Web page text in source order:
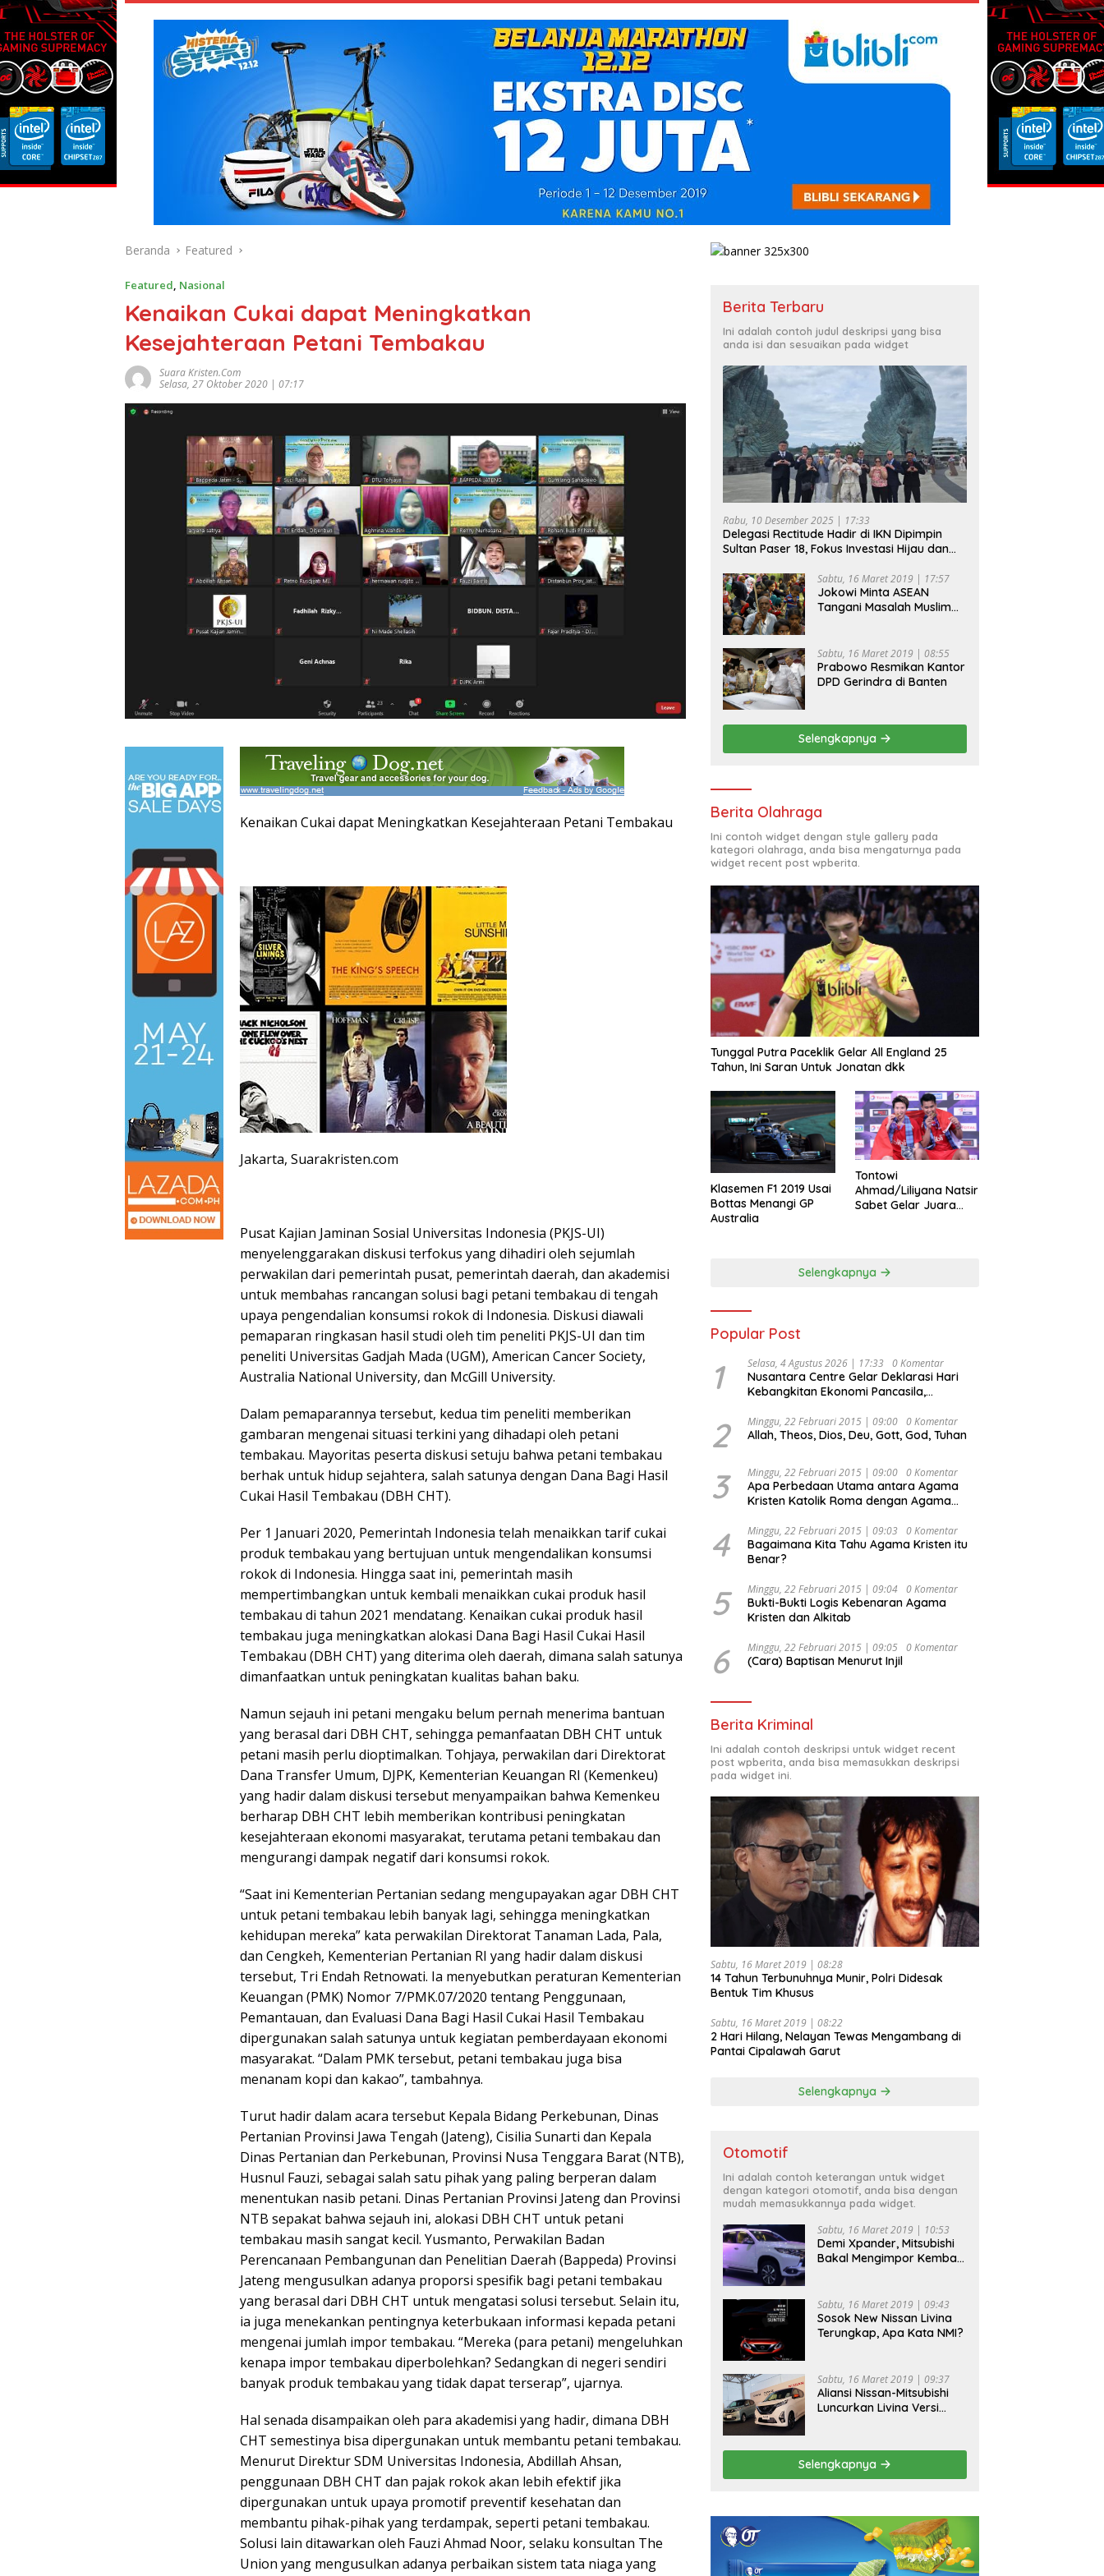
Beranda Featured
Featured, Nasional
Kenaikan Cukai dapat Meningkatkan
Kesejahteraan Petani Tembakau
Suara Kristen.com
Selasa, 27 Oktober 2020 | 07:17
Kenaikan Cukai dapat Meningkatkan Kesejahteraan Petani Tembakau
Jakarta, Suarakristen.com
Pusat Kajian Jaminan Sosial Universitas Indonesia (PKJS-UI)
menyelenggarakan diskusi terfokus yang dihadiri oleh sejumlah
perwakilan dari pemerintah pusat, pemerintah daerah, dan akademisi
untuk membahas rancangan solusi bagi petani tembakau di tengah
upaya pengendalian konsumsi rokok di Indonesia. Diskusi diawali
pemaparan ringkasan hasil studi oleh tim peneliti PKJS-UI dan tim
peneliti Universitas Gadjah Mada (UGM), American Cancer Society,
Australia National University, dan McGill University.
Dalam pemaparannya tersebut, kedua tim peneliti memberikan
gambaran mengenai situasi terkini yang dihadapi oleh petani
tembakau. Mayoritas peserta diskusi setuju bahwa petani tembakau
berhak untuk hidup sejahtera, salah satunya dengan Dana Bagi Hasil
Cukai Hasil Tembakau (DBH CHT).
Per 1 Januari 2020, Pemerintah Indonesia telah menaikkan tarif cukai
produk tembakau yang bertujuan untuk mengendalikan konsumsi
rokok di Indonesia. Hingga saat ini, pemerintah masih
mempertimbangkan untuk kembali menaikkan cukai produk hasil
tembakau di tahun 2021 mendatang. Kenaikan cukai produk hasil
tembakau juga meningkatkan alokasi Dana Bagi Hasil Cukai Hasil
Tembakau (DBH CHT) yang diterima oleh daerah, dimana salah satunya
dimanfaatkan untuk peningkatan kualitas bahan baku.
Namun sejauh ini petani mengaku belum pernah menerima bantuan
yang berasal dari DBH CHT, sehingga pemanfaatan DBH CHT untuk
petani masih perlu dioptimalkan. Tohjaya, perwakilan dari Direktorat
Dana Transfer Umum, DJPK, Kementerian Keuangan RI (Kemenkeu)
yang hadir dalam diskusi tersebut menyampaikan bahwa Kemenkeu
berharap DBH CHT lebih memberikan kontribusi peningkatan
kesejahteraan ekonomi masyarakat, terutama petani tembakau dan
mengurangi dampak negatif dari konsumsi rokok.
“Saat ini Kementerian Pertanian sedang mengupayakan agar DBH CHT
untuk petani tembakau lebih banyak lagi, sehingga meningkatkan
kehidupan mereka” kata perwakilan Direktorat Tanaman Lada, Pala,
dan Cengkeh, Kementerian Pertanian RI yang hadir dalam diskusi
tersebut, Tri Endah Retnowati. Ia menyebutkan peraturan Kementerian
Keuangan (PMK) Nomor 7/PMK.07/2020 tentang Penggunaan,
Pemantauan, dan Evaluasi Dana Bagi Hasil Cukai Hasil Tembakau
dipergunakan salah satunya untuk kegiatan pemberdayaan ekonomi
masyarakat. “Dalam PMK tersebut, petani tembakau juga bisa
menanam kopi dan kakao”, tambahnya.
Turut hadir dalam acara tersebut Kepala Bidang Perkebunan, Dinas
Pertanian Provinsi Jawa Tengah (Jateng), Cisilia Sunarti dan Kepala
Dinas Pertanian dan Perkebunan, Provinsi Nusa Tenggara Barat (NTB),
Husnul Fauzi, sebagai salah satu pihak yang paling berperan dalam
menentukan nasib petani. Dinas Pertanian Provinsi Jateng dan Provinsi
NTB sepakat bahwa sejauh ini, alokasi DBH CHT untuk petani
tembakau masih sangat kecil. Yusmanto, Perwakilan Badan
Perencanaan Pembangunan dan Penelitian Daerah (Bappeda) Provinsi
Jateng mengusulkan adanya proporsi spesifik bagi petani tembakau
yang berasal dari DBH CHT untuk mengatasi solusi tersebut. Selain itu,
ia juga menekankan pentingnya keterbukaan informasi kepada petani
mengenai jumlah impor tembakau. “Mereka (para petani) mengeluhkan
kenapa impor tembakau diperbolehkan? Sedangkan di negeri sendiri
banyak produk tembakau yang tidak dapat terserap”, ujarnya.
Hal senada disampaikan oleh para akademisi yang hadir, dimana DBH
CHT semestinya bisa dipergunakan untuk membantu petani tembakau.
Menurut Direktur SDM Universitas Indonesia, Abdillah Ahsan,
penggunaan DBH CHT dan pajak rokok akan lebih efektif jika
dipergunakan untuk upaya promotif preventif kesehatan dan
membantu pihak-pihak yang terdampak, seperti petani tembakau.
Solusi lain ditawarkan oleh Fauzi Ahmad Noor, selaku konsultan The
Union yang mengusulkan adanya perbaikan sistem tata niaga yang
Berita Terbaru
Ini adalah contoh judul deskripsi yang bisa
anda isi dan sesuaikan pada widget
Rabu, 10 Desember 2025 | 17:33
Delegasi Rectitude Hadir di IKN Dipimpin
Sultan Paser 18, Fokus Investasi Hijau dan
Sabtu, 16 Maret 2019 | 17:57
Jokowi Minta ASEAN
Tangani Masalah Muslim
Sabtu, 16 Maret 2019 | 08:55
Prabowo Resmikan Kantor
DPD Gerindra di Banten
Selengkapnya
Berita Olahraga
Ini contoh widget dengan style gallery pada
kategori olahraga, anda bisa mengaturnya pada
widget recent post wpberita.
Tunggal Putra Paceklik Gelar All England 25
Tahun, Ini Saran Untuk Jonatan dkk
Klasemen F1 2019 Usai
Bottas Menangi GP
Australia
Tontowi
Ahmad/Liliyana Natsir
Sabet Gelar Juara
Selengkapnya
Popular Post
1 Selasa, 4 Agustus 2026 | 17:33 0 Komentar
Nusantara Centre Gelar Deklarasi Hari
Kebangkitan Ekonomi Pancasila,
Djojohadikusumo Anti Penjajahan
(Pergolakan Ekonomi Politik Indonesia) &
Undang Perekonomian Nasional dan
Kesejahteraan Sosial dalam Menata
Bangsa Menuju Indonesia Emas 2045”,
2 Minggu, 22 Februari 2015 | 09:00 0 Komentar
Allah, Theos, Dios, Deu, Gott, God, Tuhan
3 Minggu, 22 Februari 2015 | 09:00 0 Komentar
Apa Perbedaan Utama antara Agama
Kristen Katolik Roma dengan Agama
4 Minggu, 22 Februari 2015 | 09:03 0 Komentar
Bagaimana Kita Tahu Agama Kristen itu
Benar?
5 Minggu, 22 Februari 2015 | 09:04 0 Komentar
Bukti-Bukti Logis Kebenaran Agama
Kristen dan Alkitab
6 Minggu, 22 Februari 2015 | 09:05 0 Komentar
(Cara) Baptisan Menurut Injil
Berita Kriminal
Ini adalah contoh deskripsi untuk widget recent
post wpberita, anda bisa memasukkan deskripsi
pada widget ini.
Sabtu, 16 Maret 2019 | 08:28
14 Tahun Terbunuhnya Munir, Polri Didesak
Bentuk Tim Khusus
Sabtu, 16 Maret 2019 | 08:22
2 Hari Hilang, Nelayan Tewas Mengambang di
Pantai Cipalawah Garut
Selengkapnya
Otomotif
Ini adalah contoh keterangan untuk widget
dengan kategori otomotif, anda bisa dengan
mudah memasukkannya pada widget.
Sabtu, 16 Maret 2019 | 10:53
Demi Xpander, Mitsubishi
Bakal Mengimpor Kembali
Sabtu, 16 Maret 2019 | 09:43
Sosok New Nissan Livina
Terungkap, Apa Kata NMI?
Sabtu, 16 Maret 2019 | 09:37
Aliansi Nissan-Mitsubishi
Luncurkan Livina Versi
Selengkapnya